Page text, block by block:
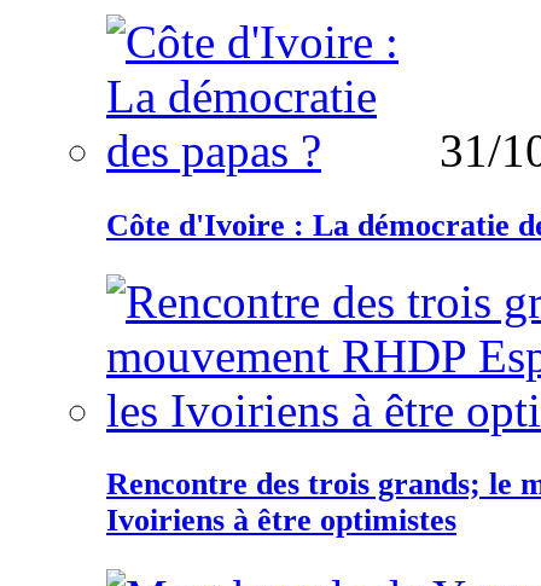
31/
Côte d'Ivoire : La démocratie
Rencontre des trois grands; le
Ivoiriens à être optimistes